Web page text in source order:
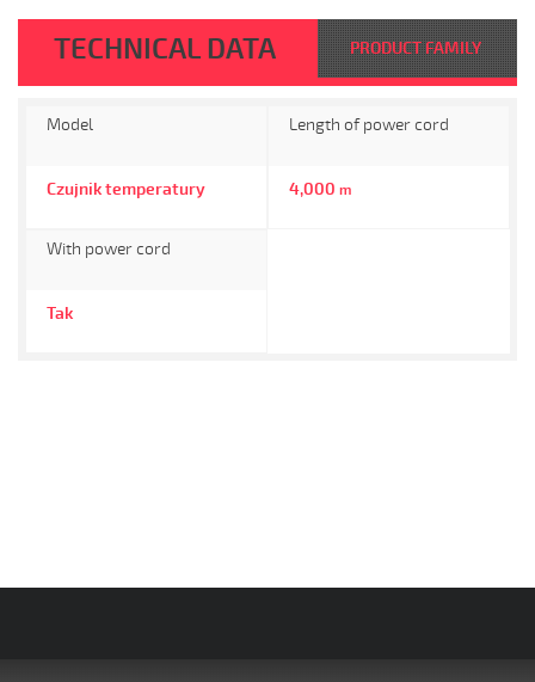
TECHNICAL DATA PRODUCT FAMILY
Model
Czujnik temperatury
Length of power cord
4,000 m
With power cord
Tak